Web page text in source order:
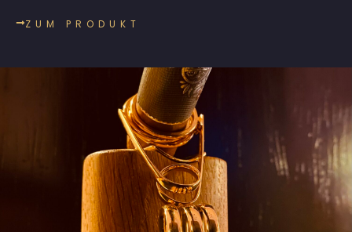
ZUM PRODUKT